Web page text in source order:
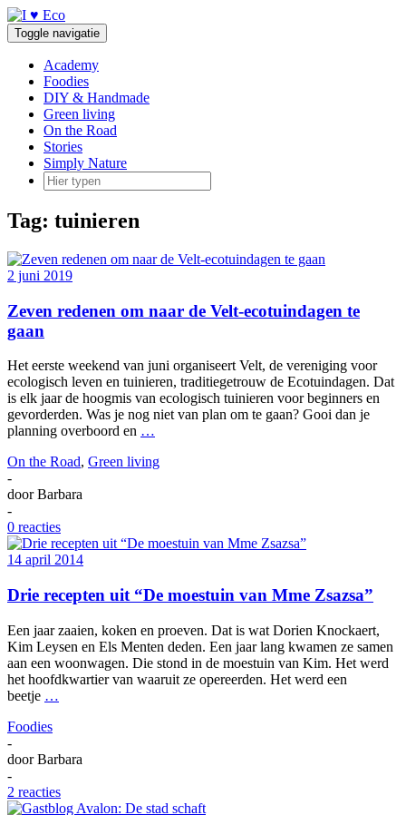
Doorgaan
naar
inhoud
Toggle navigatie
Academy
Foodies
DIY & Handmade
Green living
On the Road
Stories
Simply Nature
Tag: tuinieren
2 juni 2019
Zeven redenen om naar de Velt-ecotuindagen te
gaan
Het eerste weekend van juni organiseert Velt, de vereniging voor
ecologisch leven en tuinieren, traditiegetrouw de Ecotuindagen. Dat
is elk jaar de hoogmis van ecologisch tuinieren voor beginners en
gevorderden. Was je nog niet van plan om te gaan? Gooi dan je
planning overboord en …
On the Road, Green living
-
doorBarbara
-
0 reacties
14 april 2014
Drie recepten uit “De moestuin van Mme Zsazsa”
Een jaar zaaien, koken en proeven. Dat is wat Dorien Knockaert,
Kim Leysen en Els Menten deden. Een jaar lang kwamen ze samen
aan een woonwagen. Die stond in de moestuin van Kim. Het werd
het hoofdkwartier van waaruit ze opereerden. Het werd een
beetje …
Foodies
-
doorBarbara
-
2 reacties